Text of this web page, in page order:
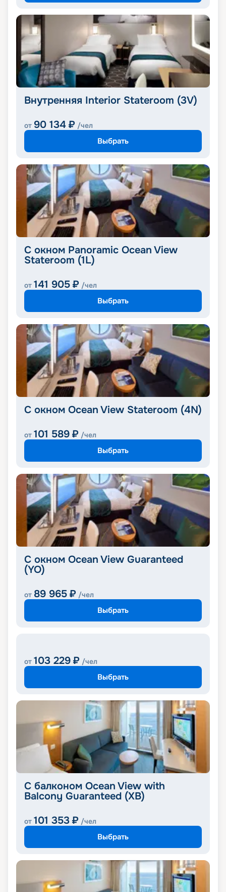
Внутренняя Interior Stateroom (3V)
от 90 134 ₽ /чел
Выбрать
С окном Panoramic Ocean View
Stateroom (1L)
от 141 905 ₽ /чел
Выбрать
С окном Ocean View Stateroom (4N)
от 101 589 ₽ /чел
Выбрать
С окном Ocean View Guaranteed
(YO)
от 89 965 ₽ /чел
Выбрать
от 103 229 ₽ /чел
Выбрать
С балконом Ocean View with
Balcony Guaranteed (XB)
от 101 353 ₽ /чел
Выбрать